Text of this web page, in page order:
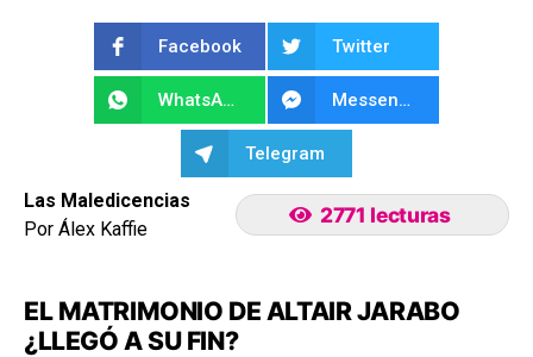
Facebook Twitter
WhatsApp Messenger
Telegram
2771 lecturas
Las Maledicencias
Por Álex Kaffie
EL MATRIMONIO DE ALTAIR JARABO
¿LLEGÓ A SU FIN?